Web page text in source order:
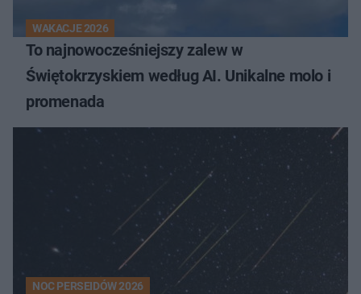
WAKACJE 2026
To najnowocześniejszy zalew w
Świętokrzyskiem według AI. Unikalne molo i
promenada
NOC PERSEIDÓW 2026